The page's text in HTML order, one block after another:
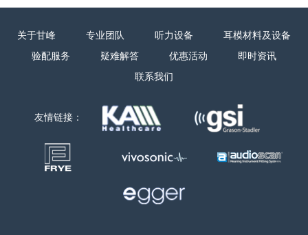
关于甘峰 专业团队 听力设备
耳模材料及设备
验配服务
疑难解答 优惠活动
即时资讯
联系我们
友情链接：